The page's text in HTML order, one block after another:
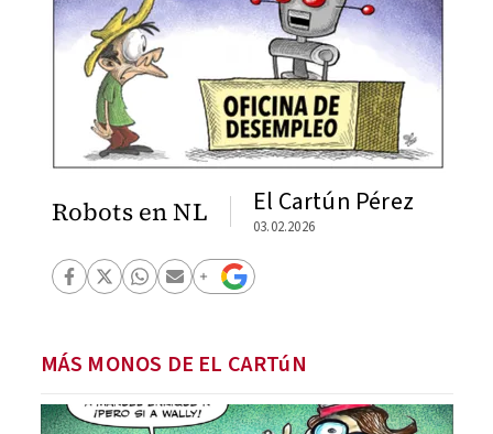
Robots en NL El Cartún Pérez
03.02.2026
MÁS MONOS DE EL CARTúN